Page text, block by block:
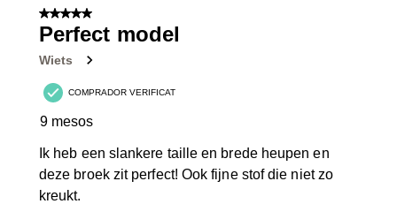
5 de 5 estrelles.
Perfect model
Wiets
COMPRADOR VERIFICAT
9 mesos
Ik heb een slankere taille en brede heupen en
deze broek zit perfect! Ook fijne stof die niet zo
kreukt.